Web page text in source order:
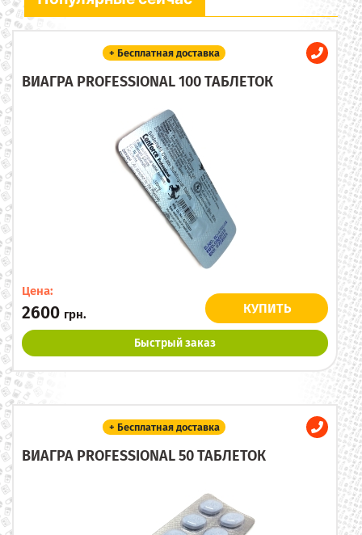
+ Бесплатная доставка
ВИАГРА PROFESSIONAL 100 ТАБЛЕТОК
Цена:
2600 грн. КУПИТЬ
Быстрый заказ
+ Бесплатная доставка
ВИАГРА PROFESSIONAL 50 ТАБЛЕТОК